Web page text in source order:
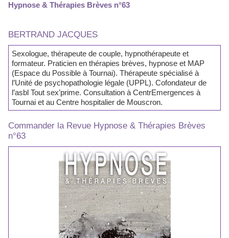
Hypnose & Thérapies Brèves n°63
BERTRAND JACQUES
Sexologue, thérapeute de couple, hypnothérapeute et
formateur. Praticien en thérapies brèves, hypnose et MAP
(Espace du Possible à Tournai). Thérapeute spécialisé à
l’Unité de psychopathologie légale (UPPL). Cofondateur de
l’asbl Tout sex’prime. Consultation à CentrEmergences à
Tournai et au Centre hospitalier de Mouscron.
Commander la Revue Hypnose & Thérapies Brèves
n°63